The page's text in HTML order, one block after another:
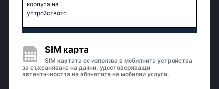
корпуса на
устройството.
SIM карта
SIM картата се използва в мобилните устройства
за съхраняване на данни, удостоверяващи
автентичността на абонатите на мобилни услуги.